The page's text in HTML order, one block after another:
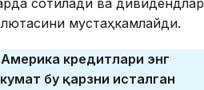
сотилади ва дивидендлар
мустаҳкамлайди.
Америка кредитлари энг
бу қарзни исталган